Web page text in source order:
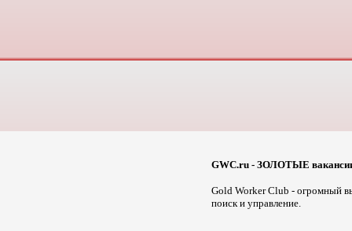
GWC.ru - ЗОЛОТЫЕ вакансии
Gold Worker Club - огромный
поиск и управление.